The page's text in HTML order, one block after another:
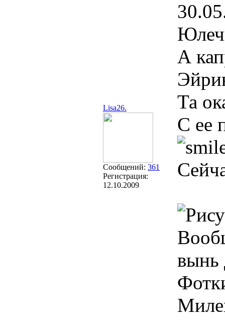
Lisa26.
Сообщений: 361
Регистрация:
12.10.2009
А
Та
С ее
вынь